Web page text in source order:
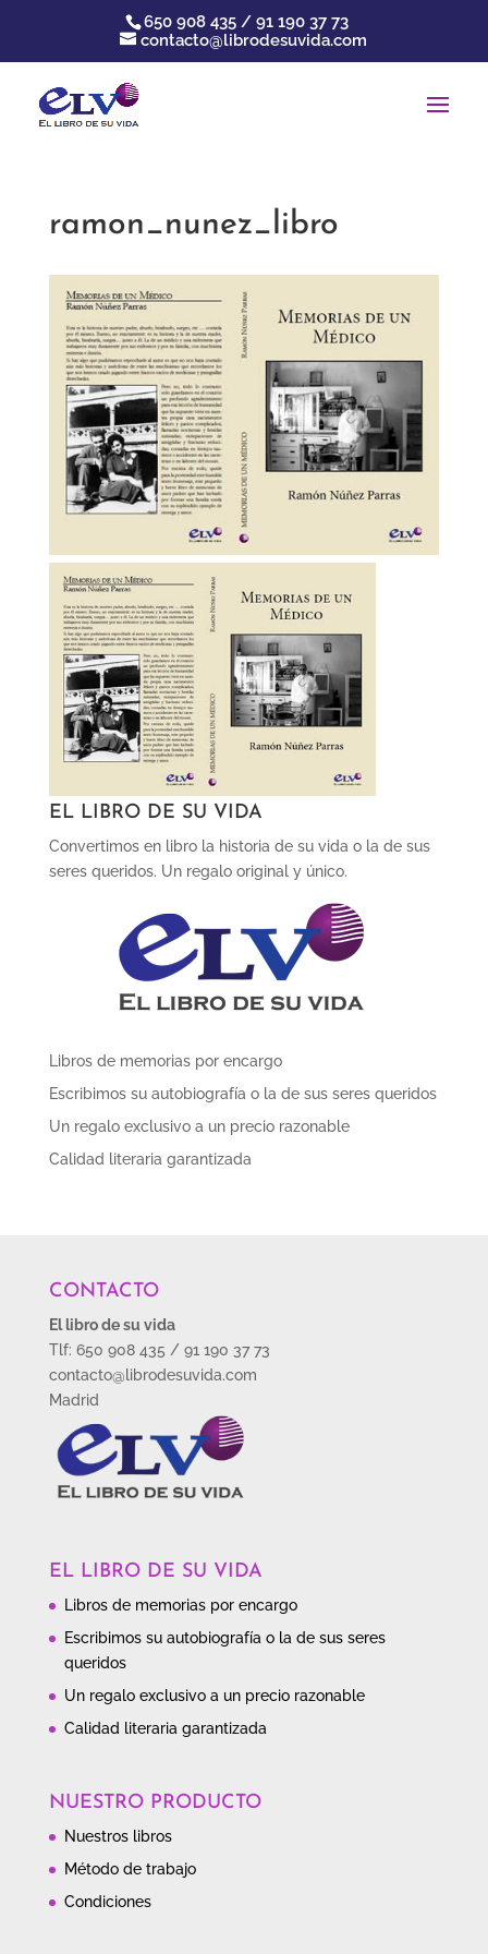
650 908 435 / 91 190 37 73
contacto@librodesuvida.com
ramon_nunez_libro
EL LIBRO DE SU VIDA
Convertimos en libro la historia de su vida o la de sus
seres queridos. Un regalo original y único.
Libros de memorias por encargo
Escribimos su autobiografía o la de sus seres queridos
Un regalo exclusivo a un precio razonable
Calidad literaria garantizada
CONTACTO
El libro de su vida
Tlf: 650 908 435 / 91 190 37 73
contacto@librodesuvida.com
Madrid
EL LIBRO DE SU VIDA
Libros de memorias por encargo
Escribimos su autobiografía o la de sus seres
queridos
Un regalo exclusivo a un precio razonable
Calidad literaria garantizada
NUESTRO PRODUCTO
Nuestros libros
Método de trabajo
Condiciones